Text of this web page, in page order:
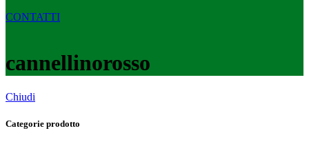
CONTATTI
cannellinorosso
Chiudi
Categorie prodotto